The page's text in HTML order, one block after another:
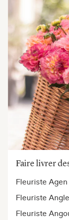
Faire livrer
Fleuriste Agen
Fleuriste
Fleuriste